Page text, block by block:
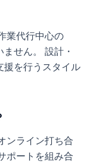
業代行中心の
せん。 設計・
援を行うスタイル
ンライン打ち合
ポートを組み合